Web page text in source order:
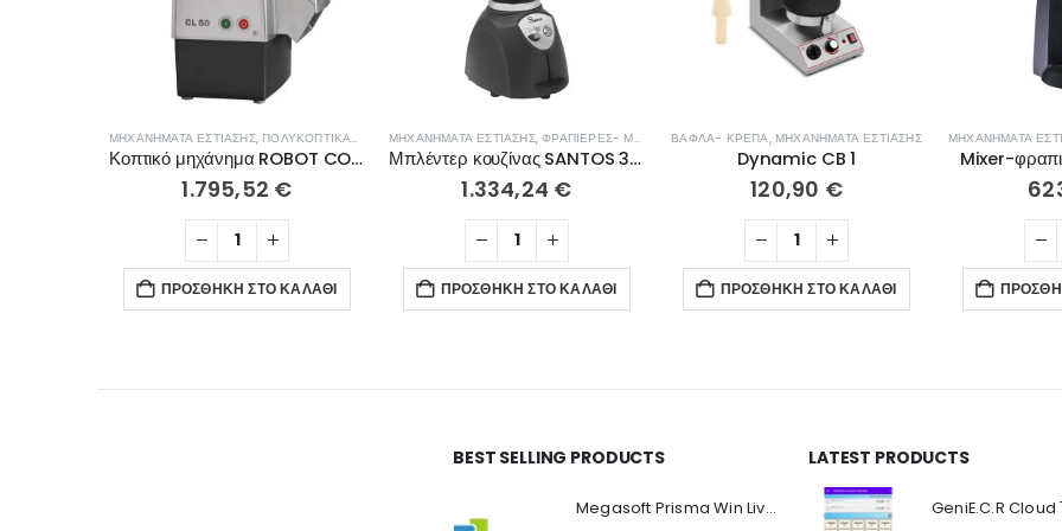
ΜΗΧΑΝΉΜΑΤΑ ΕΣΤΊΑΣΗΣ, ΠΟΛΥΚΟΠΤΙΚΆ- ΠΟΛΤΟΠΟΙΗΤΈΣ
Κοπτικό μηχάνημα ROBOT COUPE CL50E 24440
1.795,52 €
ΠΡΟΣΘΉΚΗ ΣΤΟ ΚΑΛΆΘΙ
ΜΗΧΑΝΉΜΑΤΑ ΕΣΤΊΑΣΗΣ,ΦΡΑΠΙΈΡΕΣ- ΜΠΛΈΝΤΕΡ- ΑΠΟΧΥΜΩΤΈΣ
Μπλέντερ κουζίνας SANTOS 37 με polycarbonate κανάτα 4L
1.334,24 €
ΠΡΟΣΘΉΚΗ ΣΤΟ ΚΑΛΆΘΙ
ΒΆΦΛΑ- ΚΡΈΠΑ, ΜΗΧΑΝΉΜΑΤΑ ΕΣΤΊΑΣΗΣ
Dynamic CB 1
120,90 €
ΠΡΟΣΘΉΚΗ ΣΤΟ ΚΑΛΆΘΙ
ΜΗΧΑΝΉΜΑΤΑ
Mixer-
BEST SELLING PRODUCTS
Megasoft Prisma Win Live Viewer
LATEST PRODUCTS
Ο Λογαριασμός μου